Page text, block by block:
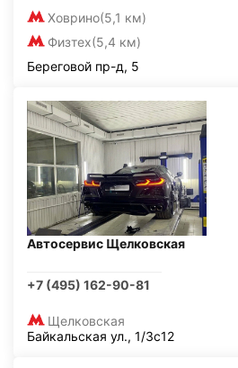
Ховрино(5,1 км)
Физтех(5,4 км)
Береговой пр-д, 5
Автосервис Щелковская
+7 (495) 162-90-81
Щелковская
Байкальская ул., 1/3с12